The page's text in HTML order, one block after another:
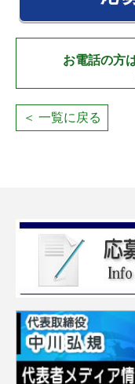
お電話の方
＜ 一覧に戻る